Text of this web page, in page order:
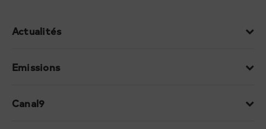
Actualités
Emissions
Canal9